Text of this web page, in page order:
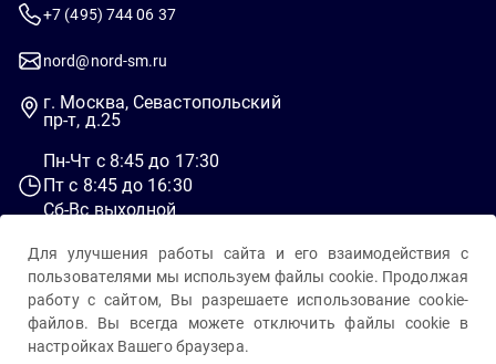
+7 (495) 744 06 37
nord@nord-sm.ru
г. Москва, Севастопольский
пр-т, д.25
Пн-Чт c 8:45 до 17:30
Пт c 8:45 до 16:30
Сб-Вс выходной
Для улучшения работы сайта и его взаимодействия с
пользователями мы используем файлы cookie. Продолжая
работу с сайтом, Вы разрешаете использование cookie-
файлов. Вы всегда можете отключить файлы cookie в
настройках Вашего браузера.